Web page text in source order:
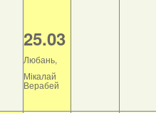
25.03
Любань,
Мікалай
Верабей